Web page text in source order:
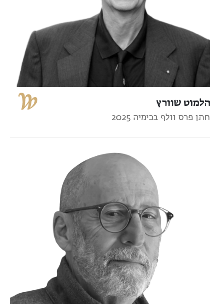
הלמוט שוורץ
חתן פרס וולף בכימיה 2025